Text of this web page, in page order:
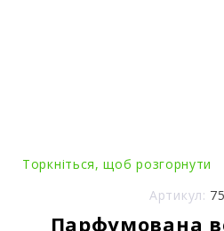
Торкніться, щоб розгорнути
Артикул:
Парфумована